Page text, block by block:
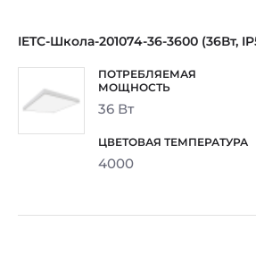
IETC-Школа-201074-36-3600 (36Вт,
36 Вт
4000